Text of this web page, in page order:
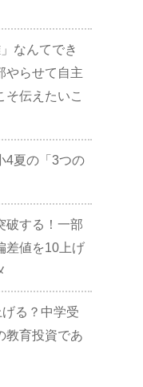
なんてでき
やらせて自主
そ伝えたいこ
4夏の「3つの
破する！一部
差値を10上げ
る？中学受
教育投資であ